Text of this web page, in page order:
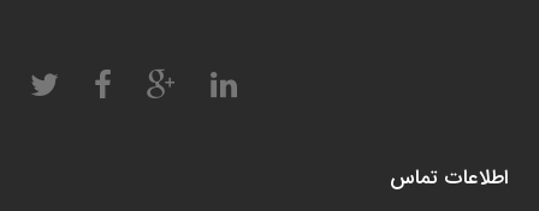
اطلاعات تماس